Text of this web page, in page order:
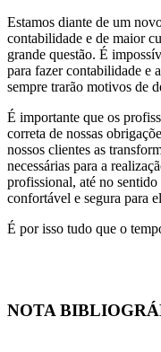
Estamos diante de um
contabilidade e de maior
grande questão. É
para fazer contabilidade e
sempre trarão motivos de
É importante que os
correta de nossas
nossos clientes as
necessárias para a
profissional, até no
confortável e segura para
É por isso tudo que o
NOTA